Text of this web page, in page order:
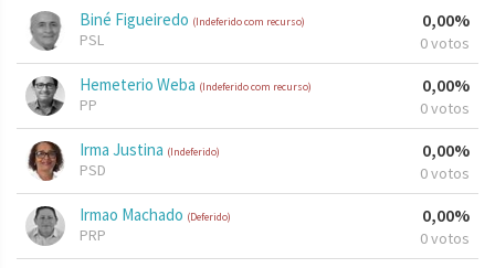
Biné Figueiredo (Indeferido com recurso)
PSL
0,00%
0 votos
Hemeterio Weba (Indeferido com recurso)
PP
0,00%
0 votos
Irma Justina (Indeferido)
PSD
0,00%
0 votos
Irmao Machado (Deferido)
PRP
0,00%
0 votos